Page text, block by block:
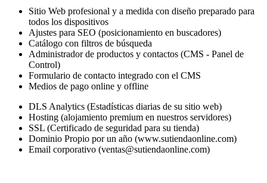
Sitio Web profesional y a medida con diseño preparado para
todos los dispositivos
Ajustes para SEO (posicionamiento en buscadores)
Catálogo con filtros de búsqueda
Administrador de productos y contactos (CMS - Panel de
Control)
Formulario de contacto integrado con el CMS
Medios de pago online y offline
DLS Analytics (Estadísticas diarias de su sitio web)
Hosting (alojamiento premium en nuestros servidores)
SSL (Certificado de seguridad para su tienda)
Dominio Propio por un año (www.sutiendaonline.com)
Email corporativo (ventas@sutiendaonline.com)